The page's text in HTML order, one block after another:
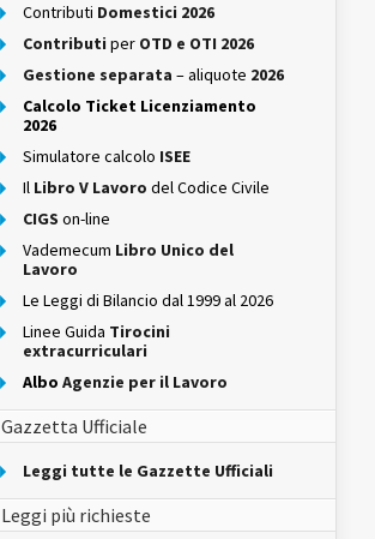
Contributi Domestici 2026
Contributi per OTD e OTI 2026
Gestione separata – aliquote 2026
Calcolo Ticket Licenziamento
2026
Simulatore calcolo ISEE
Il Libro V Lavoro del Codice Civile
CIGS on-line
Vademecum Libro Unico del
Lavoro
Le Leggi di Bilancio dal 1999 al 2026
Linee Guida Tirocini
extracurriculari
Albo Agenzie per il Lavoro
Gazzetta Ufficiale
Leggi tutte le Gazzette Ufficiali
Leggi più richieste